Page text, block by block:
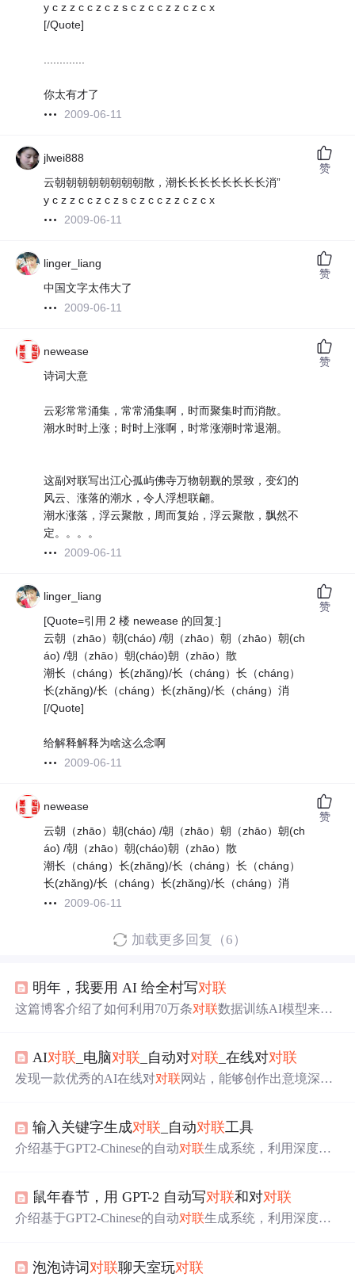
y c z z c c z c z s c z c c z z c z c x
[/Quote]
.............
你太有才了
2009-06-11
jlwei888
云朝朝朝朝朝朝朝朝散，潮长长长长长长长长消”
y c z z c c z c z s c z c c z z c z c x
2009-06-11
赞
linger_liang
中国文字太伟大了
2009-06-11
赞
newease
诗词大意
云彩常常涌集，常常涌集啊，时而聚集时而消散。
潮水时时上涨；时时上涨啊，时常涨潮时常退潮。
这副对联写出江心孤屿佛寺万物朝觐的景致，变幻的
风云、涨落的潮水，令人浮想联翩。
潮水涨落，浮云聚散，周而复始，浮云聚散，飘然不
定。。。。
2009-06-11
赞
linger_liang
[Quote=引用 2 楼 newease 的回复:]
云朝（zhāo）朝(cháo) /朝（zhāo）朝（zhāo）朝(ch
áo) /朝（zhāo）朝(cháo)朝（zhāo）散
潮长（cháng）长(zhǎng)/长（cháng）长（cháng）
长(zhǎng)/长（cháng）长(zhǎng)/长（cháng）消
[/Quote]
给解释解释为啥这么念啊
2009-06-11
赞
newease
云朝（zhāo）朝(cháo) /朝（zhāo）朝（zhāo）朝(ch
áo) /朝（zhāo）朝(cháo)朝（zhāo）散
潮长（cháng）长(zhǎng)/长（cháng）长（cháng）
长(zhǎng)/长（cháng）长(zhǎng)/长（cháng）消
2009-06-11
赞
加载更多回复（6）
明年，我要用 AI 给全村写对联
这篇博客介绍了如何利用70万条对联数据训练AI模型来撰
据集训练出的模型能自动生成对联，尽管对于一些不常见
的词汇，生成的效果可能不尽如人意。华为也利用此数据
AI对联 _电脑对联 _自动对对联 _在线对对联
发现一款优秀的AI在线对对联网站，能够创作出意境深
入新活力。
输入关键字生成对联 _自动对联工具
介绍基于GPT2-Chinese的自动对联生成系统，利用深度学
鼠年春节，用 GPT-2 自动写对联和对对联
介绍基于GPT2-Chinese的自动对联生成系统，利用深度学
泡泡诗词 对联聊天室玩对联